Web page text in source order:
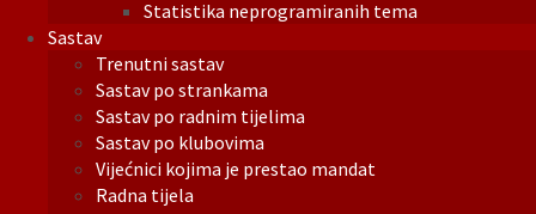
Statistika neprogramiranih tema
Sastav
Trenutni sastav
Sastav po strankama
Sastav po radnim tijelima
Sastav po klubovima
Vijećnici kojima je prestao mandat
Radna tijela